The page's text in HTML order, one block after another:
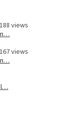
188 views
167 views